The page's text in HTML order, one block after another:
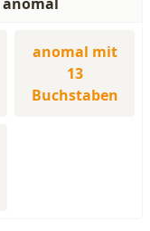
anomal mit
13
Buchstaben